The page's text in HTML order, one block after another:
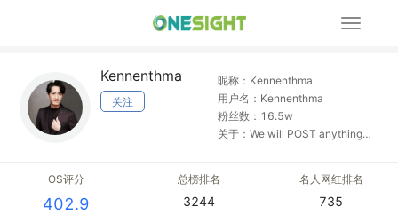
展
Kennenthma
关注
昵称：Kennenthma
用户名：Kennenthma
粉丝数：16.5w
关于：We will POST anything
@kenneth_maguomingnews ?馬
OS评分
402.9
总榜排名
3244
名人网红排名
735